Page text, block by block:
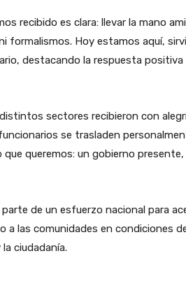
recibido es clara: llevar la mano
formalismos. Hoy estamos aquí,
destacando la respuesta
sectores recibieron con
se trasladen
que queremos: un gobierno
de un esfuerzo nacional para
a las comunidades en condiciones
ciudadanía.